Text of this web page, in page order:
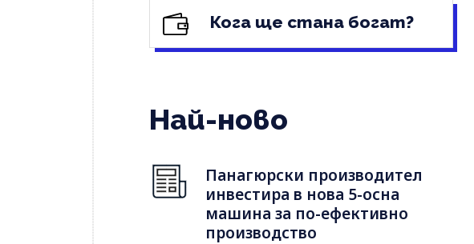
Кога ще стана богат?
Най-ново
Панагюрски производител
инвестира в нова 5-осна
машина за по-ефективно
производство